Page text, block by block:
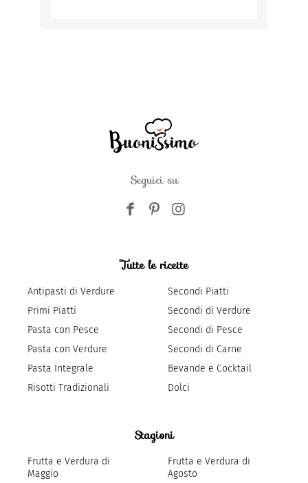
Seguici su
Tutte le ricette
Antipasti di Verdure
Primi Piatti
Pasta con Pesce
Pasta con Verdure
Pasta Integrale
Risotti Tradizionali
Secondi Piatti
Secondi di Verdure
Secondi di Pesce
Secondi di Carne
Bevande e Cocktail
Dolci
Stagioni
Frutta e Verdura di
Maggio
Frutta e Verdura di
Agosto